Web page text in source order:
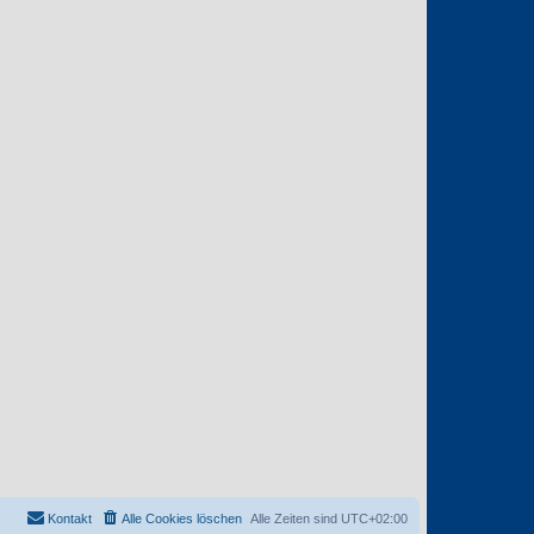
Alle Zeiten sind UTC+02:00
Alle Cookies löschen
Kontakt